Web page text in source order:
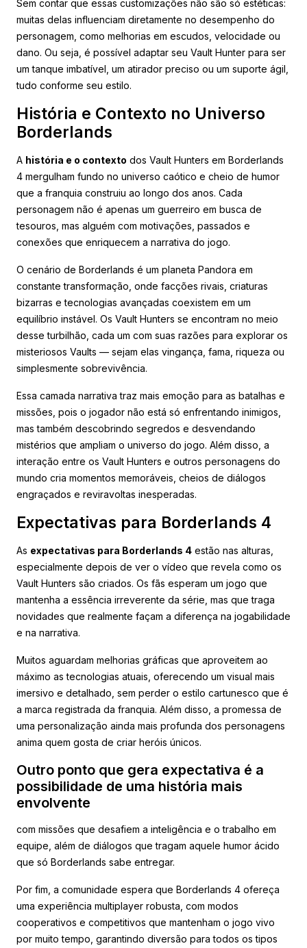
Sem contar que essas customizações não são só estéticas:
muitas delas influenciam diretamente no desempenho do
personagem, como melhorias em escudos, velocidade ou
dano. Ou seja, é possível adaptar seu Vault Hunter para ser
um tanque imbatível, um atirador preciso ou um suporte ágil,
tudo conforme seu estilo.
História e Contexto no Universo
Borderlands
A história e o contexto dos Vault Hunters em Borderlands
4 mergulham fundo no universo caótico e cheio de humor
que a franquia construiu ao longo dos anos. Cada
personagem não é apenas um guerreiro em busca de
tesouros, mas alguém com motivações, passados e
conexões que enriquecem a narrativa do jogo.
O cenário de Borderlands é um planeta Pandora em
constante transformação, onde facções rivais, criaturas
bizarras e tecnologias avançadas coexistem em um
equilíbrio instável. Os Vault Hunters se encontram no meio
desse turbilhão, cada um com suas razões para explorar os
misteriosos Vaults — sejam elas vingança, fama, riqueza ou
simplesmente sobrevivência.
Essa camada narrativa traz mais emoção para as batalhas e
missões, pois o jogador não está só enfrentando inimigos,
mas também descobrindo segredos e desvendando
mistérios que ampliam o universo do jogo. Além disso, a
interação entre os Vault Hunters e outros personagens do
mundo cria momentos memoráveis, cheios de diálogos
engraçados e reviravoltas inesperadas.
Expectativas para Borderlands 4
As expectativas para Borderlands 4 estão nas alturas,
especialmente depois de ver o vídeo que revela como os
Vault Hunters são criados. Os fãs esperam um jogo que
mantenha a essência irreverente da série, mas que traga
novidades que realmente façam a diferença na jogabilidade
e na narrativa.
Muitos aguardam melhorias gráficas que aproveitem ao
máximo as tecnologias atuais, oferecendo um visual mais
imersivo e detalhado, sem perder o estilo cartunesco que é
a marca registrada da franquia. Além disso, a promessa de
uma personalização ainda mais profunda dos personagens
anima quem gosta de criar heróis únicos.
Outro ponto que gera expectativa é a
possibilidade de uma história mais
envolvente
com missões que desafiem a inteligência e o trabalho em
equipe, além de diálogos que tragam aquele humor ácido
que só Borderlands sabe entregar.
Por fim, a comunidade espera que Borderlands 4 ofereça
uma experiência multiplayer robusta, com modos
cooperativos e competitivos que mantenham o jogo vivo
por muito tempo, garantindo diversão para todos os tipos